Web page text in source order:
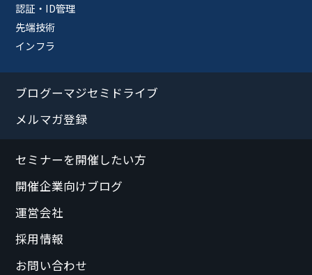
認証・ID管理
先端技術
インフラ
ブログーマジセミドライブ
メルマガ登録
セミナーを開催したい方
開催企業向けブログ
運営会社
採用情報
お問い合わせ